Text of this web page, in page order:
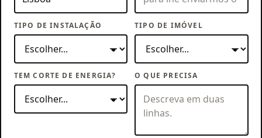
TIPO DE INSTALAÇÃO TIPO DE IMÓVEL
TEM CORTE DE ENERGIA? O QUE PRECISA